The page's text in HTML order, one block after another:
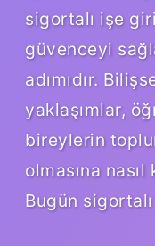
sigortalı işe
güvenceyi
adımıdır.
yaklaşımlar,
bireylerin
olmasına nasıl
Bugün